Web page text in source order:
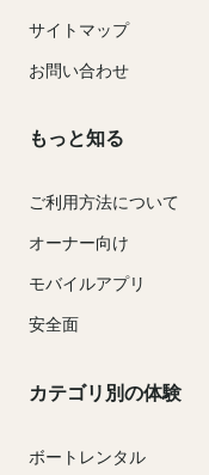
サイトマップ
お問い合わせ
もっと知る
ご利用方法について
オーナー向け
モバイルアプリ
安全面
カテゴリ別の体験
ボートレンタル